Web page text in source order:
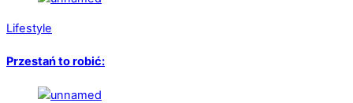
Lifestyle
Przestań to robić: